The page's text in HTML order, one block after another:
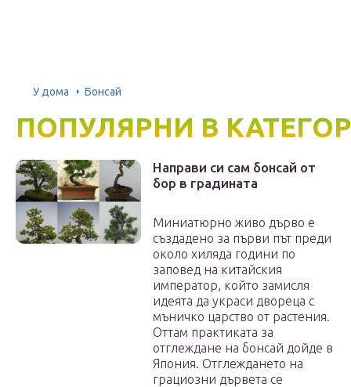
У дома Бонсай
ПОПУЛЯРНИ В
Направи си сам бонсай от
бор в градината
Миниатюрно живо дърво е
създадено за първи път преди
около хиляда години по
заповед на китайския
император, който замисля
идеята да украси двореца с
мъничко царство от растения.
Оттам практиката за
отглеждане на бонсай дойде в
Япония. Отглеждането на
грациозни дървета се